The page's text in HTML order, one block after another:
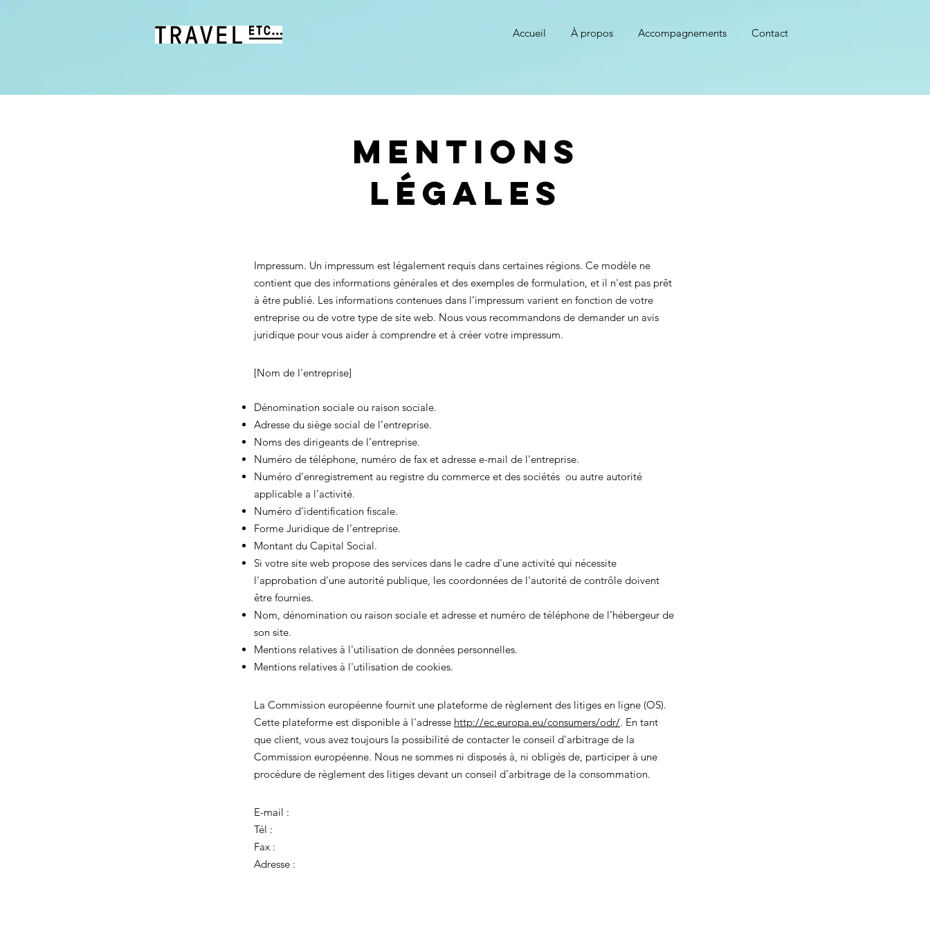
Accueil À propos Accompagnements Contact
Mentions
légales
Impressum. Un impressum est légalement requis dans certaines régions. Ce modèle ne
contient que des informations générales et des exemples de formulation, et il n'est pas prêt
à être publié. Les informations contenues dans l’impressum varient en fonction de votre
entreprise ou de votre type de site web. Nous vous recommandons de demander un avis
juridique pour vous aider à comprendre et à créer votre impressum.
[Nom de l'entreprise]
Dénomination sociale ou raison sociale.
Adresse du siège social de l’entreprise.
Noms des dirigeants de l’entreprise.
Numéro de téléphone, numéro de fax et adresse e-mail de l'entreprise.
Numéro d’enregistrement au registre du commerce et des sociétés ou autre autorité
applicable a l’activité.
Numéro d’identification fiscale.
Forme Juridique de l’entreprise.
Montant du Capital Social.
Si votre site web propose des services dans le cadre d'une activité qui nécessite
l'approbation d'une autorité publique, les coordonnées de l'autorité de contrôle doivent
être fournies. ​​​
Nom, dénomination ou raison sociale et adresse et numéro de téléphone de l'hébergeur de
son site.
Mentions relatives à l'utilisation de données personnelles.
Mentions relatives à l'utilisation de cookies.
La Commission européenne fournit une plateforme de règlement des litiges en ligne (OS).
Cette plateforme est disponible à l'adresse http://ec.europa.eu/consumers/odr/. En tant
que client, vous avez toujours la possibilité de contacter le conseil d'arbitrage de la
Commission européenne. Nous ne sommes ni disposés à, ni obligés de, participer à une
procédure de règlement des litiges devant un conseil d'arbitrage de la consommation.
E-mail :
Tél :
Fax :
Adresse :